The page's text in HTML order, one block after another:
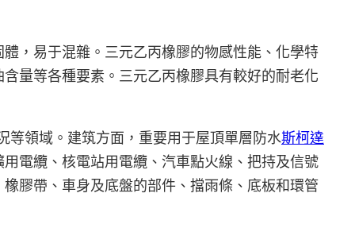
，易于混雜。三元乙丙橡膠的物感性能、化學特
量等各種要素。三元乙丙橡膠具有較好的耐老化
等領域。建筑方面，重要用于屋頂單層防水斯柯達
電纜、核電站用電纜、汽車點火線、把持及信號
膠帶、車身及底盤的部件、擋雨條、底板和環管